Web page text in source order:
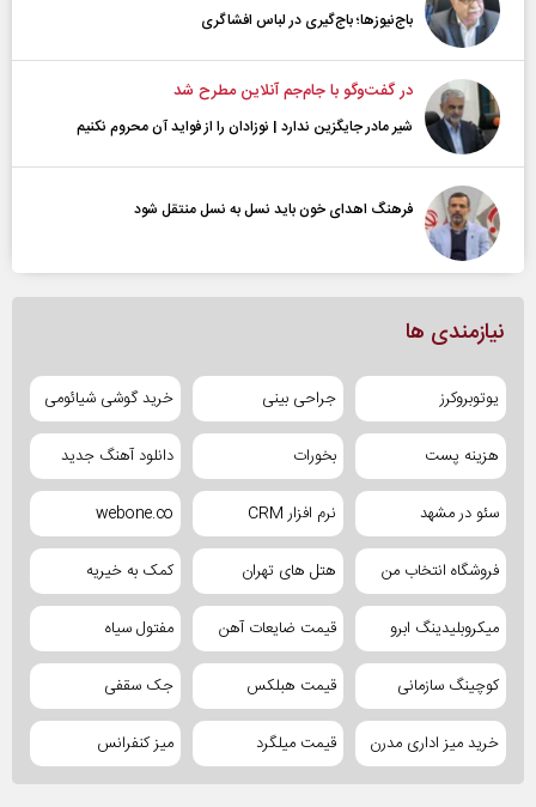
باج‌نیوزها؛ باج‌گیری در لباس افشاگری
در گفت‌و‌گو با جام‌جم آنلاین مطرح شد
شیر مادر جایگزین ندارد | نوزادان را از فواید آن محروم نکنیم
فرهنگ اهدای خون باید نسل به نسل منتقل شود
نیازمندی ها
یوتوبروکرز جراحی بینی خرید گوشی شیائومی
هزینه پست بخورات دانلود آهنگ جدید
سئو در مشهد نرم افزار CRM webone.co
فروشگاه انتخاب من هتل های تهران کمک به خیریه
میکروبلیدینگ ابرو قیمت ضایعات آهن مفتول سیاه
کوچینگ سازمانی قیمت هبلکس جک سقفی
خرید میز اداری مدرن قیمت میلگرد میز کنفرانس